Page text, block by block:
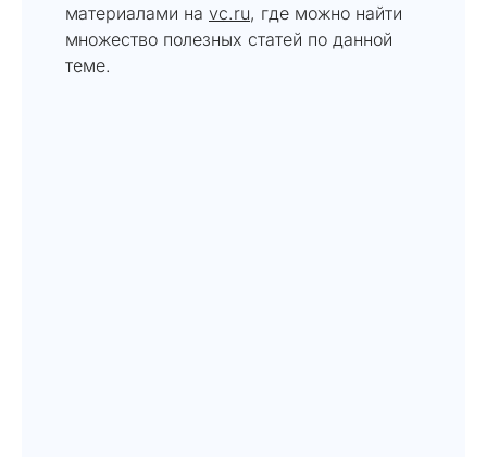
материалами на vc.ru, где можно найти
множество полезных статей по данной
теме.